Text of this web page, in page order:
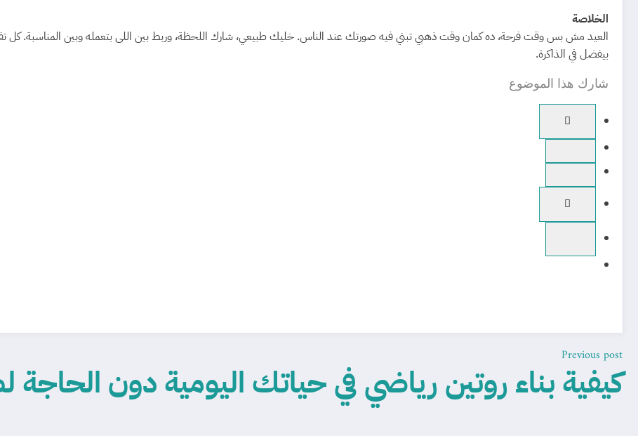
الخلاصة
العيد مش بس وقت فرحة، ده كمان وقت ذهبي تبني فيه صورتك عند الناس. خليك طبيعي، شارك اللحظة، وربط بين اللى بتعمله وبين المناسبة. كل
بيفضل في الذاكرة.
شارك هذا الموضوع
Previous post
كيفية بناء روتين رياضي في حياتك اليومية دون الحاجة